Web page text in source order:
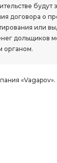
будут
договора о
или
дольщиков
органом.